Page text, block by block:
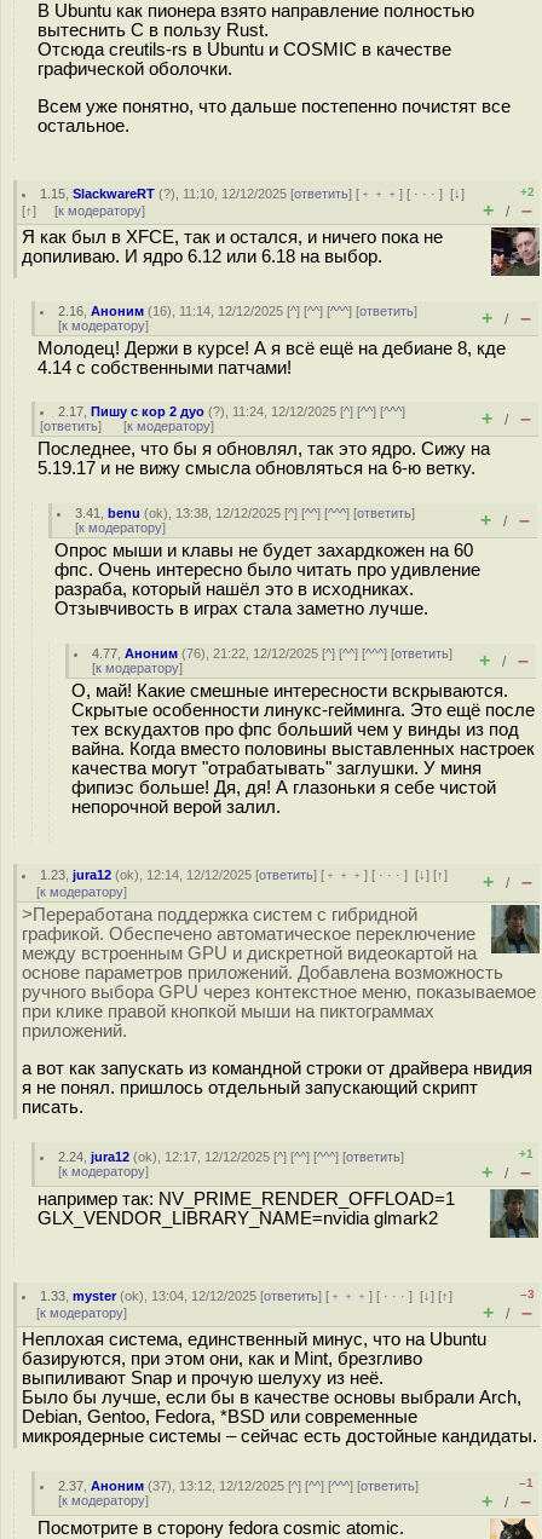
В Ubuntu как пионера взято направление полностью
вытеснить C в пользу Rust.
Отсюда creutils-rs в Ubuntu и COSMIC в качестве
графической оболочки.
Всем уже понятно, что дальше постепенно почистят все
остальное.
1.15 ,SlackwareRT (?), 11:10, 12/12/2025 [ответить] [ ﹢﹢﹢] [ · · ·][↓]
[↑] [к модератору]
+2
+ / –
Я как был в XFCE, так и остался, и ничего пока не
допиливаю. И ядро 6.12 или 6.18 на выбор.
2.16 ,Аноним (16), 11:14, 12/12/2025 [^] [^^] [^^^] [ответить]
[к модератору] + / –
Молодец! Держи в курсе! А я всё ещё на дебиане 8, кде
4.14 с собственными патчами!
2.17 ,Пишу с кор 2 дуо (?), 11:24, 12/12/2025 [^] [^^] [^^^]
[ответить] [к модератору] + / –
Последнее, что бы я обновлял, так это ядро. Сижу на
5.19.17 и не вижу смысла обновляться на 6-ю ветку.
3.41 ,benu (ok), 13:38, 12/12/2025 [^] [^^] [^^^] [ответить]
[к модератору] + / –
Опрос мыши и клавы не будет захардкожен на 60
фпс. Очень интересно было читать про удивление
разраба, который нашёл это в исходниках.
Отзывчивость в играх стала заметно лучше.
4.77 ,Аноним (76), 21:22, 12/12/2025 [^] [^^] [^^^] [ответить]
[к модератору] + / –
О, май! Какие смешные интересности вскрываются.
Скрытые особенности линукс-гейминга. Это ещё после
тех вскудахтов про фпс больший чем у винды из под
вайна. Когда вместо половины выставленных настроек
качества могут "отрабатывать" заглушки. У миня
фипиэс больше! Дя, дя! А глазоньки я себе чистой
непорочной верой залил.
1.23 ,jura12 (ok), 12:14, 12/12/2025 [ответить] [ ﹢﹢﹢] [ · · ·][↓] [↑]
[к модератору] + / –
>Переработана поддержка систем с гибридной
графикой. Обеспечено автоматическое переключение
между встроенным GPU и дискретной видеокартой на
основе параметров приложений. Добавлена возможность
ручного выбора GPU через контекстное меню, показываемое
при клике правой кнопкой мыши на пиктограммах
приложений.
а вот как запускать из командной строки от драйвера нвидия
я не понял. пришлось отдельный запускающий скрипт
писать.
2.24 ,jura12 (ok), 12:17, 12/12/2025 [^] [^^] [^^^] [ответить]
[к модератору]
+1
+ / –
например так: NV_PRIME_RENDER_OFFLOAD=1
GLX_VENDOR_LIBRARY_NAME=nvidia glmark2
1.33 ,myster(ok), 13:04, 12/12/2025 [ответить] [ ﹢﹢﹢] [ · · ·][↓] [↑]
[к модератору]
–3
+ / –
Неплохая система, единственный минус, что на Ubuntu
базируются, при этом они, как и Mint, брезгливо
выпиливают Snap и прочую шелуху из неё.
Было бы лучше, если бы в качестве основы выбрали Arch,
Debian, Gentoo, Fedora, *BSD или современные
микроядерные системы – сейчас есть достойные кандидаты.
2.37 ,Аноним (37), 13:12, 12/12/2025 [^] [^^] [^^^] [ответить]
[к модератору]
–1
+ / –
Посмотрите в сторону fedora cosmic atomic.